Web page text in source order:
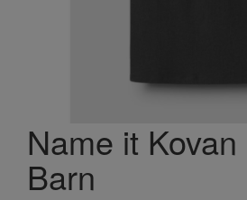
Name it Kovan
Barn